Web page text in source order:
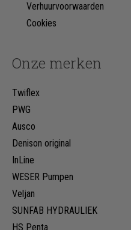
Onze merken
Twiflex
PWG
Ausco
Denison original
InLine
WESER Pumpen
Veljan
SUNFAB HYDRAULIEK
HS Penta
Verhuurvoorwaarden
Cookies